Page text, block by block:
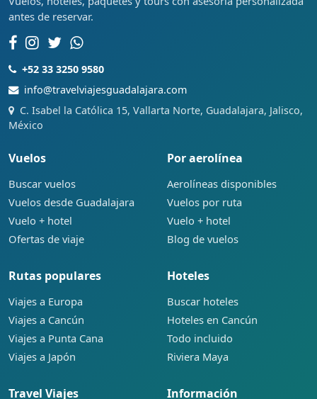
antes de reservar.
+52 33 3250 9580
info@travelviajesguadalajara.com
C. Isabel la Católica 15, Vallarta Norte, Guadalajara, Jalisco,
México
Vuelos
Buscar vuelos
Vuelos desde Guadalajara
Vuelo + hotel
Ofertas de viaje
Por aerolínea
Aerolíneas disponibles
Vuelos por ruta
Vuelo + hotel
Blog de vuelos
Rutas populares
Viajes a Europa
Viajes a Cancún
Viajes a Punta Cana
Viajes a Japón
Hoteles
Buscar hoteles
Hoteles en Cancún
Todo incluido
Riviera Maya
Travel Viajes Información